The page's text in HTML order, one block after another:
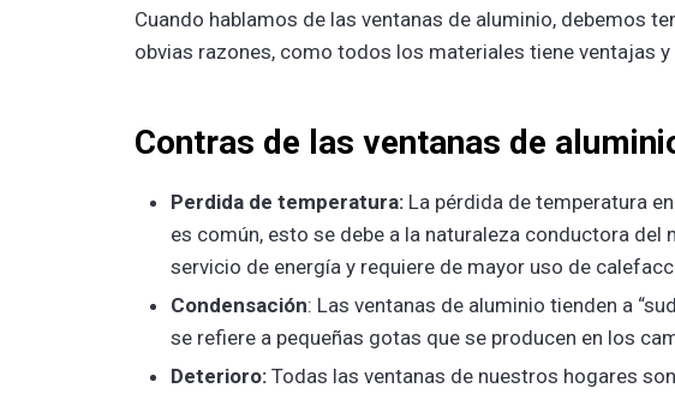
Cuando hablamos de las ventanas de aluminio, debemos
obvias razones, como todos los materiales tiene ventajas y
Contras de las ventanas de
Perdida de temperatura: La pérdida de temperatura
es común, esto se debe a la naturaleza conductora
servicio de energía y requiere de mayor uso de
Condensación: Las ventanas de aluminio tienden a
se refiere a pequeñas gotas que se producen en los
Deterioro: Todas las ventanas de nuestros hogares